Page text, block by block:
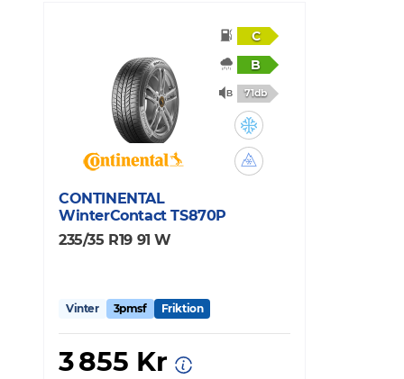
C
B
71db
CONTINENTAL
WinterContact TS870P
235/35 R19 91 W
Vinter 3pmsf Friktion
3 855 Kr